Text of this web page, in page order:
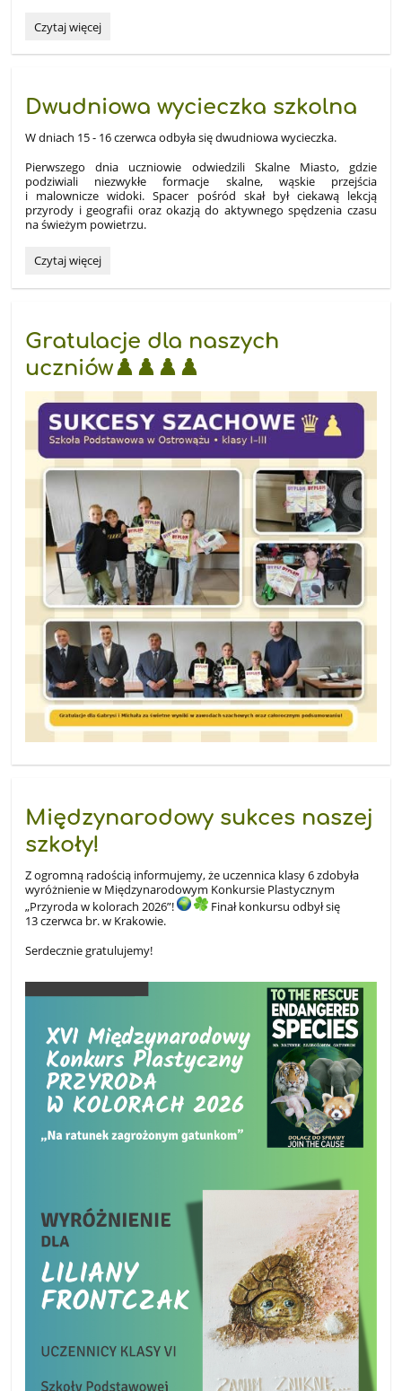
Bezpieczne
Czytaj więcej
Dwudniowa wycieczka szkolna
W dniach 15 - 16 czerwca odbyła się dwudniowa wycieczka.
Pierwszego dnia uczniowie odwiedzili Skalne Miasto, gdzie
podziwiali niezwykłe formacje skalne, wąskie przejścia
i malownicze widoki. Spacer pośród skał był ciekawą lekcją
przyrody i geografii oraz okazją do aktywnego spędzenia czasu
na świeżym powietrzu.
Dwudniowa
szkolna:
Czytaj więcej
Gratulacje dla naszych
uczniów♟️♟️♟️♟️
Międzynarodowy sukces naszej
szkoły!
Z ogromną radością informujemy, że uczennica klasy 6 zdobyła
wyróżnienie w Międzynarodowym Konkursie Plastycznym
„Przyroda w kolorach 2026”!
Finał konkursu odbył się
13 czerwca br. w Krakowie.
Serdecznie gratulujemy!